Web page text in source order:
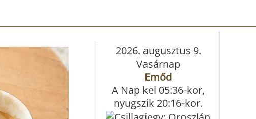
2026. augusztus 9.
Vasárnap
Emőd
A Nap kel 05:36-kor,
nyugszik 20:16-kor.